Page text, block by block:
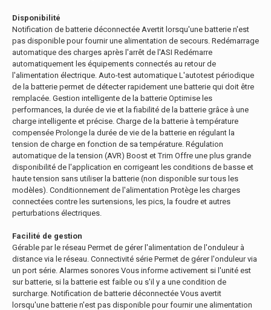
Disponibilité
Notification de batterie déconnectée Avertit lorsqu'une batterie n'est
pas disponible pour fournir une alimentation de secours. Redémarrage
automatique des charges après l'arrêt de l'ASI Redémarre
automatiquement les équipements connectés au retour de
l'alimentation électrique. Auto-test automatique L'autotest périodique
de la batterie permet de détecter rapidement une batterie qui doit être
remplacée. Gestion intelligente de la batterie Optimise les
performances, la durée de vie et la fiabilité de la batterie grâce à une
charge intelligente et précise. Charge de la batterie à température
compensée Prolonge la durée de vie de la batterie en régulant la
tension de charge en fonction de sa température. Régulation
automatique de la tension (AVR) Boost et Trim Offre une plus grande
disponibilité de l'application en corrigeant les conditions de basse et
haute tension sans utiliser la batterie (non disponible sur tous les
modèles). Conditionnement de l'alimentation Protège les charges
connectées contre les surtensions, les pics, la foudre et autres
perturbations électriques.
Facilité de gestion
Gérable par le réseau Permet de gérer l'alimentation de l'onduleur à
distance via le réseau. Connectivité série Permet de gérer l'onduleur via
un port série. Alarmes sonores Vous informe activement si l'unité est
sur batterie, si la batterie est faible ou s'il y a une condition de
surcharge. Notification de batterie déconnectée Vous avertit
lorsqu'une batterie n'est pas disponible pour fournir une alimentation